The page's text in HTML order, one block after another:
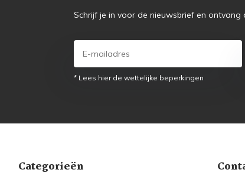
Schrijf je in voor de nieuwsbrief en ontvang
* Lees hier de wettelijke beperkingen
Categorieën